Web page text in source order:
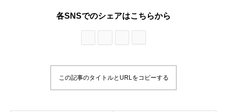
各SNSでのシェアはこちらから
この記事のタイトルとURLをコピーする